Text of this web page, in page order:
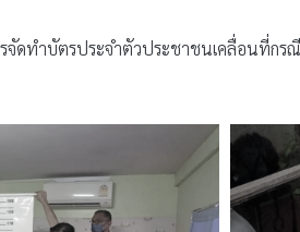
ำบัตรประจำตัวประชาชนเคลื่อนที่กร